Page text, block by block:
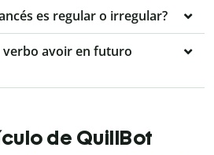
es regular o irregular?
verbo avoir en futuro
de QuillBot